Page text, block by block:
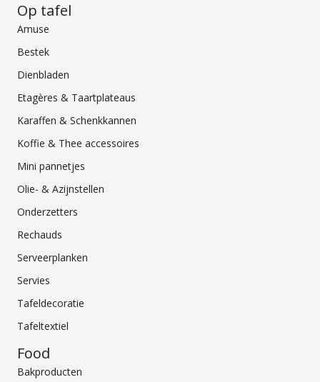
Op tafel
Amuse
Bestek
Dienbladen
Etagères & Taartplateaus
Karaffen & Schenkkannen
Koffie & Thee accessoires
Mini pannetjes
Olie- & Azijnstellen
Onderzetters
Rechauds
Serveerplanken
Servies
Tafeldecoratie
Tafeltextiel
Food
Bakproducten